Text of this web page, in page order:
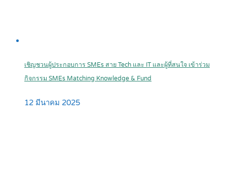
เชิญชวนผู้ประกอบการ SMEs สาย Tech และ IT และผู้ที่สนใจ เข้าร่วม
กิจกรรม SMEs Matching Knowledge & Fund
12 มีนาคม 2025